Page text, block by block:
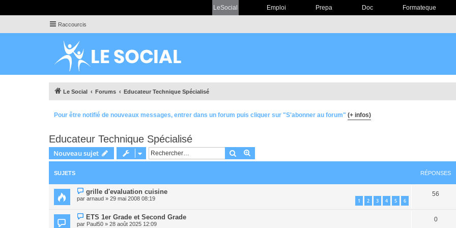
LeSocial Emploi Prepa Doc Formateque
Raccourcis
Le Social Forums Educateur Technique Spécialisé
Pour être notifié de nouveaux messages, entrer dans un forum puis cliquer sur "S'abonner au forum" (+ infos)
Educateur Technique Spécialisé
Nouveau sujet Rechercher
SUJETS RÉPONSES
grille d'evaluation cuisine
par arnaud » 29 mai 2008 08:19 1 2 3 4 5 6
56
ETS 1er Grade et Second Grade
par Paul50 » 28 août 2025 12:09
0